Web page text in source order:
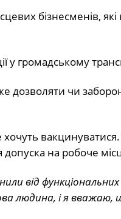
бізнесменів,
у громадському
дозволяти чи
хочуть
на робоче
від
людина, і я вважаю,